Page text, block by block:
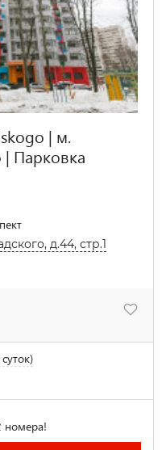
| м.
| Парковка
д.44, стр.1
номера!